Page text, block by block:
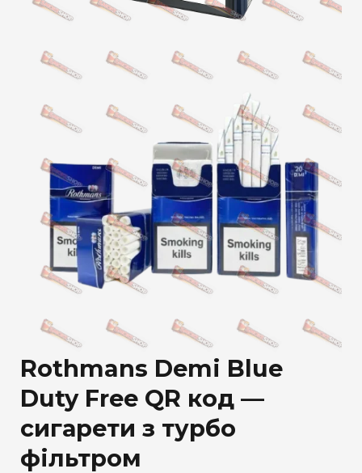
Rothmans Demi Blue
Duty Free QR код —
сигарети з турбо
фільтром